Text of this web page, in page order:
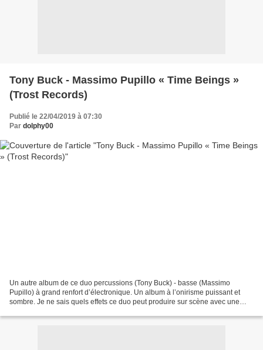
Tony Buck - Massimo Pupillo « Time Beings »
(Trost Records)
Publié le 22/04/2019 à 07:30
Par dolphy00
Un autre album de ce duo percussions (Tony Buck) - basse (Massimo
Pupillo) à grand renfort d’électronique. Un album à l’onirisme puissant et
sombre. Je ne sais quels effets ce duo peut produire sur scène avec une